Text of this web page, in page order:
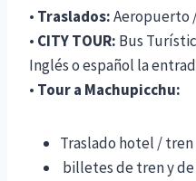
• Traslados:Aeropuerto
• CITY TOUR: Bus
Inglés o español la
• Tour a Machupicchu:
Traslado hotel /
billetes de tren y